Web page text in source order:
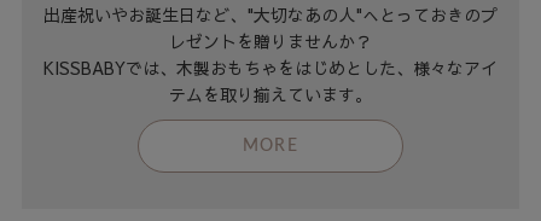
出産祝いやお誕生日など、"大切なあの人"へとっておきのプ
レゼントを贈りませんか？
KISSBABYでは、木製おもちゃをはじめとした、様々なアイ
テムを取り揃えています。
MORE